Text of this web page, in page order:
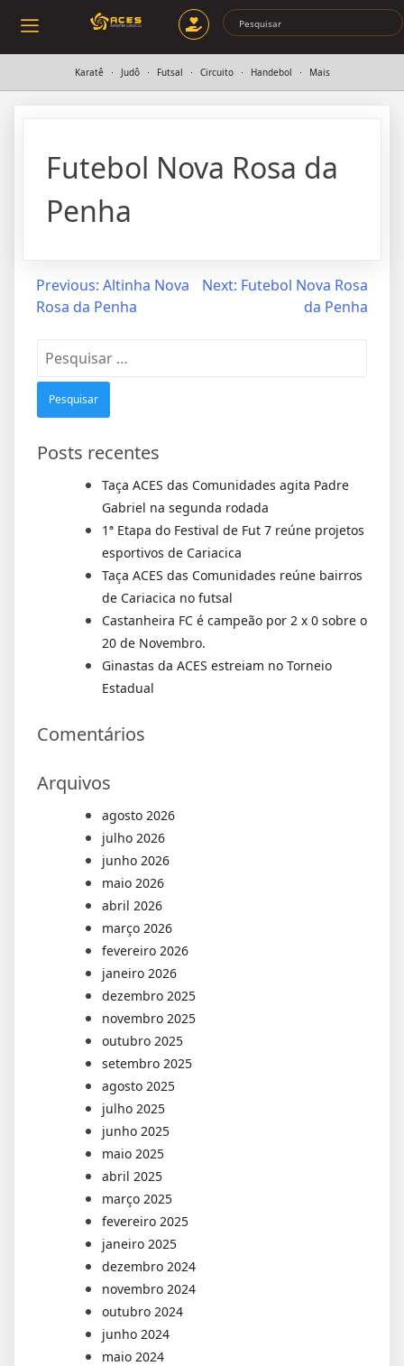
Karatê Judô Futsal Circuito Handebol Mais
Futebol Nova Rosa da
Penha
Previous: Altinha Nova
Rosa da Penha
Next: Futebol Nova Rosa
da Penha
Posts recentes
Taça ACES das Comunidades agita Padre
Gabriel na segunda rodada
1ª Etapa do Festival de Fut 7 reúne projetos
esportivos de Cariacica
Taça ACES das Comunidades reúne bairros
de Cariacica no futsal
Castanheira FC é campeão por 2 x 0 sobre o
20 de Novembro.
Ginastas da ACES estreiam no Torneio
Estadual
Comentários
Arquivos
agosto 2026
julho 2026
junho 2026
maio 2026
abril 2026
março 2026
fevereiro 2026
janeiro 2026
dezembro 2025
novembro 2025
outubro 2025
setembro 2025
agosto 2025
julho 2025
junho 2025
maio 2025
abril 2025
março 2025
fevereiro 2025
janeiro 2025
dezembro 2024
novembro 2024
outubro 2024
junho 2024
maio 2024